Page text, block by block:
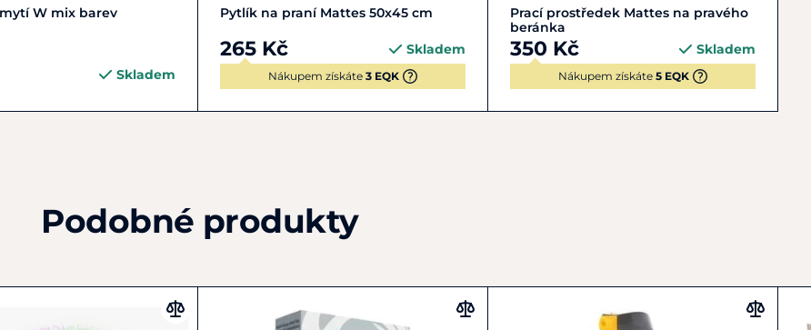
Do košíku
W mix barev
Skladem
Do košíku
Pytlík na praní Mattes 50x45 cm
265 Kč Skladem
Nákupem získáte 3 EQK
Zobrazit detail
Prací prostředek Mattes na pravého
beránka
350 Kč Skladem
Nákupem získáte 5 EQK
Podobné produkty